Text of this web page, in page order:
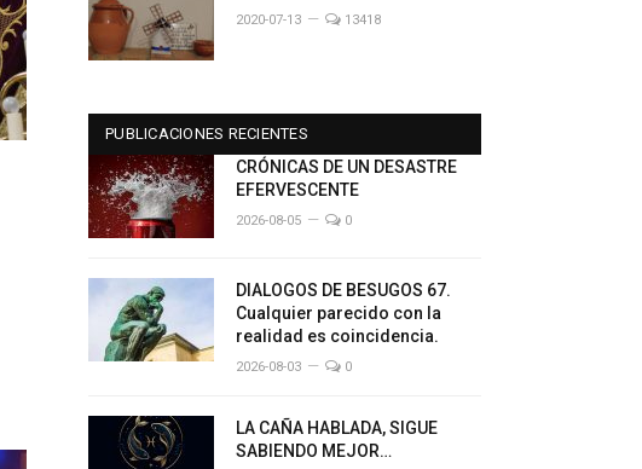
2020-07-13 13418
PUBLICACIONES RECIENTES
CRÓNICAS DE UN DESASTRE
EFERVESCENTE
2026-08-05 0
DIALOGOS DE BESUGOS 67.
Cualquier parecido con la
realidad es coincidencia.
2026-08-03 0
LA CAÑA HABLADA, SIGUE
SABIENDO MEJOR…